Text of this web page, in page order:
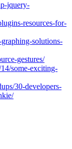
jquery-
resources-for-
solutions-
gestures/
some-exciting-
30-developers-